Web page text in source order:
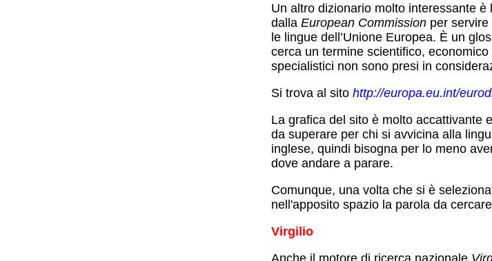
Un altro dizionario molto interessante
dalla European Commission per
le lingue dell’Unione Europea. È un
cerca un termine scientifico,
specialistici non sono presi in
Si trova al sito http://europa.eu.int/
La grafica del sito è molto accattivante
da superare per chi si avvicina alla
inglese, quindi bisogna per lo meno
dove andare a parare.
Comunque, una volta che si è
nell'apposito spazio la parola da
Virgilio
Anche il motore di ricerca nazionale